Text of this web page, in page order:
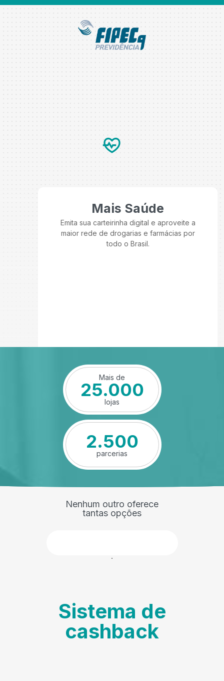
Mais Saúde
Emita sua carteirinha digital e aproveite a
maior rede de drogarias e farmácias por
todo o Brasil.
Mais de
25.000
lojas
2.500
parcerias
Nenhum outro oferece
tantas opções
Sistema de
cashback